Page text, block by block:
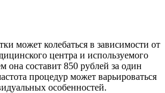
может колебаться в зависимости от
центра и используемого
она составит 850 рублей за один
процедур может варьироваться
особенностей.